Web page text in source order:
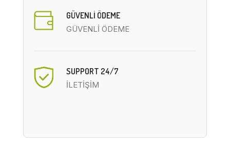
GÜVENLİ ÖDEME
GÜVENLİ ÖDEME
SUPPORT 24/7
İLETİŞİM